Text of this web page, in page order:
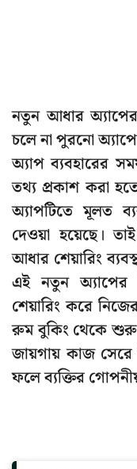
নতুন আধার
চলে না পুরনো
অ্যাপ ব্যবহারের
তথ্য প্রকাশ করা
অ্যাপটিতে মূলত
দেওয়া হয়েছে।
আধার শেয়ারিং
এই নতুন অ্যাপের
শেয়ারিং করে
রুম বুকিং থেকে শুরু
জায়গায় কাজ সেরে
ফলে ব্যক্তির